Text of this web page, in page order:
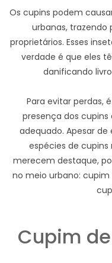
Os cupins podem
urbanas, trazendo
proprietários. Esses
verdade é que eles
danificando
Para evitar perdas,
presença dos
adequado. Apesar
espécies de cupins
merecem destaque,
no meio urbano:
Cupim